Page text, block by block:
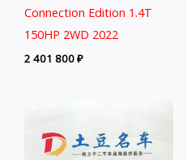
Connection Edition 1.4T
150HP 2WD 2022
2 401 800₽